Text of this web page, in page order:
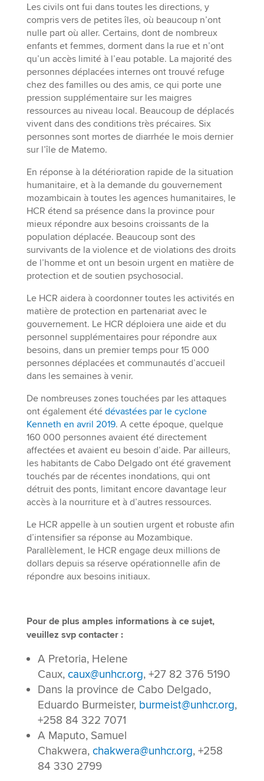
Les civils ont fui dans toutes les directions, y
compris vers de petites îles, où beaucoup n’ont
nulle part où aller. Certains, dont de nombreux
enfants et femmes, dorment dans la rue et n’ont
qu’un accès limité à l’eau potable. La majorité des
personnes déplacées internes ont trouvé refuge
chez des familles ou des amis, ce qui porte une
pression supplémentaire sur les maigres
ressources au niveau local. Beaucoup de déplacés
vivent dans des conditions très précaires. Six
personnes sont mortes de diarrhée le mois dernier
sur l’île de Matemo.
En réponse à la détérioration rapide de la situation
humanitaire, et à la demande du gouvernement
mozambicain à toutes les agences humanitaires, le
HCR étend sa présence dans la province pour
mieux répondre aux besoins croissants de la
population déplacée. Beaucoup sont des
survivants de la violence et de violations des droits
de l’homme et ont un besoin urgent en matière de
protection et de soutien psychosocial.
Le HCR aidera à coordonner toutes les activités en
matière de protection en partenariat avec le
gouvernement. Le HCR déploiera une aide et du
personnel supplémentaires pour répondre aux
besoins, dans un premier temps pour 15 000
personnes déplacées et communautés d’accueil
dans les semaines à venir.
De nombreuses zones touchées par les attaques
ont également été dévastées par le cyclone
Kenneth en avril 2019. A cette époque, quelque
160 000 personnes avaient été directement
affectées et avaient eu besoin d’aide. Par ailleurs,
les habitants de Cabo Delgado ont été gravement
touchés par de récentes inondations, qui ont
détruit des ponts, limitant encore davantage leur
accès à la nourriture et à d’autres ressources.
Le HCR appelle à un soutien urgent et robuste afin
d’intensifier sa réponse au Mozambique.
Parallèlement, le HCR engage deux millions de
dollars depuis sa réserve opérationnelle afin de
répondre aux besoins initiaux.
Pour de plus amples informations à ce sujet,
veuillez svp contacter :
A Pretoria, Helene
Caux, caux@unhcr.org, +27 82 376 5190
Dans la province de Cabo Delgado,
Eduardo Burmeister, burmeist@unhcr.org,
+258 84 322 7071
A Maputo, Samuel
Chakwera, chakwera@unhcr.org, +258
84 330 2799